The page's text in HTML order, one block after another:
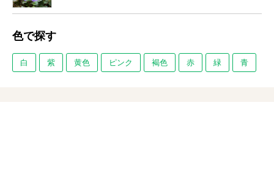
色で探す
白 紫 黄色 ピンク 褐色 赤 緑 青